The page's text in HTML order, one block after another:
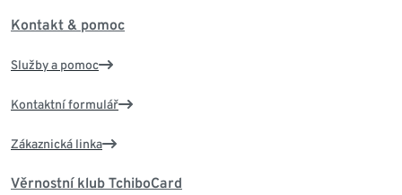
Kontakt & pomoc
Služby a pomoc
Kontaktní formulář
Zákaznická linka
Věrnostní klub TchiboCard